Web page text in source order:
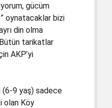
gücüm
oynatacaklar bizi
din olma
tarikatlar
AKP’yi
(6-9 yaş) sadece
olan Köy